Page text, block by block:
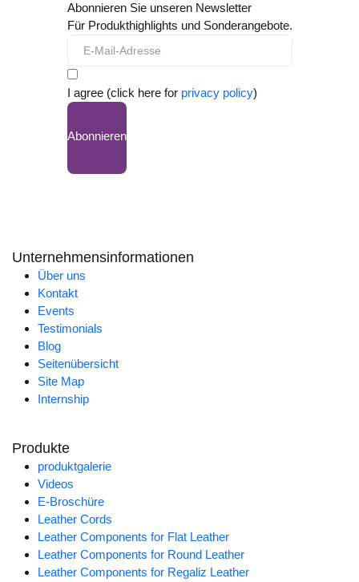
Abonnieren Sie unseren Newsletter
Für Produkthighlights und Sonderangebote.
I agree (click here for privacy policy)
Abonnieren
Unternehmensinformationen
Über uns
Kontakt
Events
Testimonials
Blog
Seitenübersicht
Site Map
Internship
Produkte
produktgalerie
Videos
E-Broschüre
Leather Cords
Leather Components for Flat Leather
Leather Components for Round Leather
Leather Components for Regaliz Leather